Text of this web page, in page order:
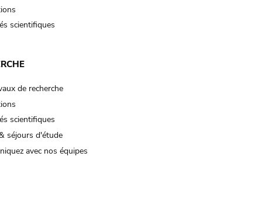
scientifiques
de recherche
scientifiques
séjours d'étude
avec nos équipes